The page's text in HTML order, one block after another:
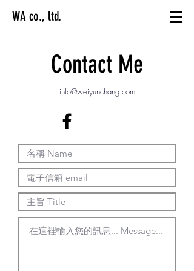
WA co., ltd.
Contact Me
info@weiyunchang.com